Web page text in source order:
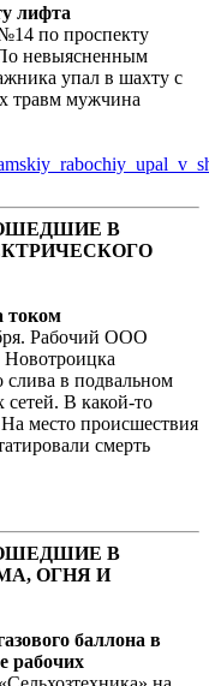
лифта
по проспекту
невыясненным
упал в шахту с
травм мужчина
В
током
Рабочий ООО
Новотроицка
слива в подвальном
В какой-то
место происшествия
смерть
В
ОГНЯ И
баллона в
рабочих